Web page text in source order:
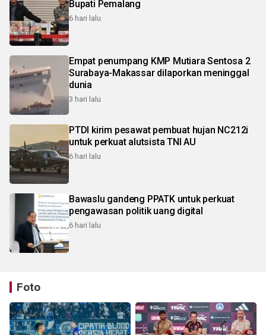
Bupati Pemalang
6 hari lalu
Empat penumpang KMP Mutiara Sentosa 2
Surabaya-Makassar dilaporkan meninggal
dunia
3 hari lalu
PTDI kirim pesawat pembuat hujan NC212i
untuk perkuat alutsista TNI AU
6 hari lalu
Bawaslu gandeng PPATK untuk perkuat
pengawasan politik uang digital
6 hari lalu
Foto